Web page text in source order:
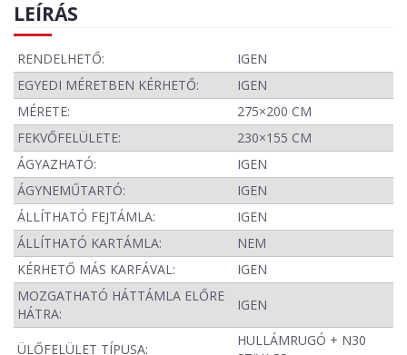
LEÍRÁS
RENDELHETŐ:
IGEN
EGYEDI MÉRETBEN KÉRHETŐ:
IGEN
MÉRETE:
275×200 CM
FEKVŐFELÜLETE:
230×155 CM
ÁGYAZHATÓ:
IGEN
ÁGYNEMŰTARTÓ:
IGEN
ÁLLÍTHATÓ FEJTÁMLA:
IGEN
ÁLLÍTHATÓ KARTÁMLA:
NEM
KÉRHETŐ MÁS KARFÁVAL:
IGEN
MOZGATHATÓ HÁTTÁMLA ELŐRE
HÁTRA:
IGEN
ÜLŐFELÜLET TÍPUSA:
HULLÁMRUGÓ + N30